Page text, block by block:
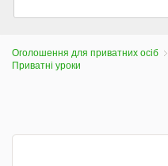
Оголошення для приватних осіб
Приватні уроки